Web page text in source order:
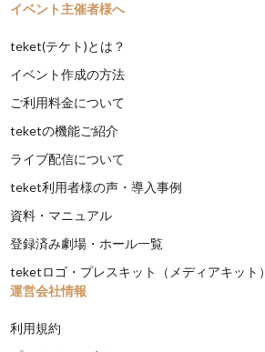
イベント主催者様へ
teket(テケト)とは？
イベント作成の方法
ご利用料金について
teketの機能ご紹介
ライブ配信について
teket利用者様の声・導入事例
資料・マニュアル
登録済み劇場・ホール一覧
teketロゴ・プレスキット（メディアキット）
運営会社情報
利用規約